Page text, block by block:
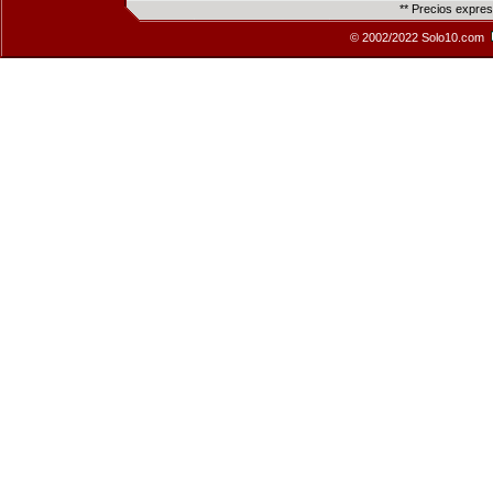
** Precios
© 2002/2022 Solo10.com